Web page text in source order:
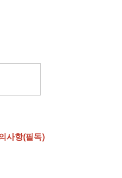
사항(필독)